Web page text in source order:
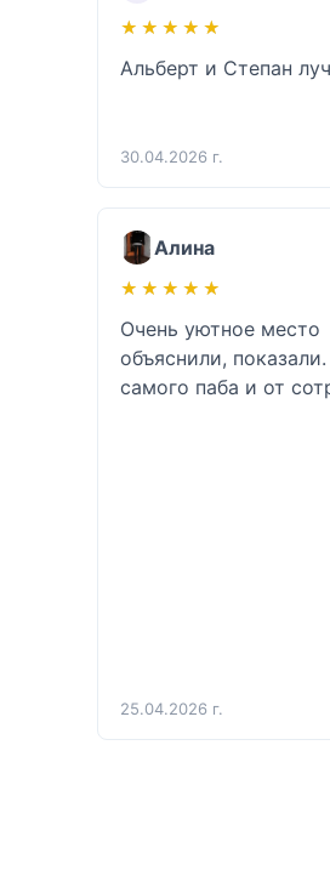
★★★★★
★★★★★
Альберт и Степан
30.04.2026 г.
Алина
★★★★★
★★★★★
Очень уютное место
объяснили,
самого паба и от
25.04.2026 г.